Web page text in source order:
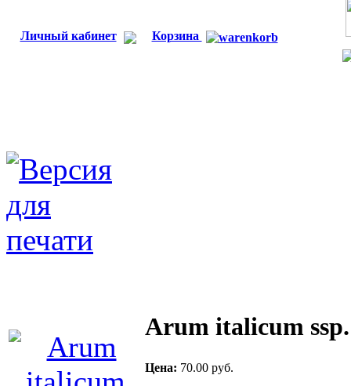
Личный кабинет Корзина
Arum italicum
Цена: 70.00 руб.